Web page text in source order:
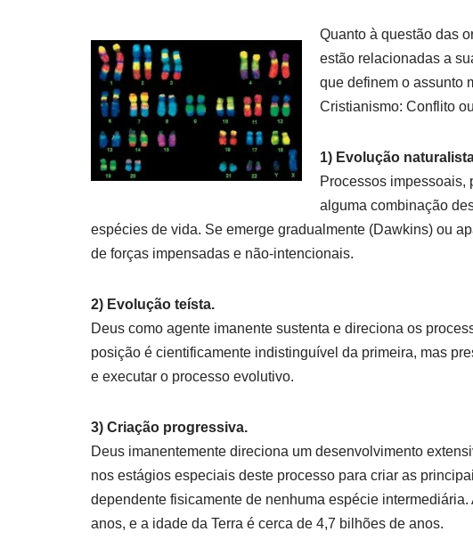
Quanto à questão das
estão relacionadas a
que definem o assunto
Cristianismo: Conflito
1) Evolução
Processos impessoais,
alguma combinação
espécies de vida. Se emerge gradualmente (Dawkins) ou
de forças impensadas e não-intencionais.
2) Evolução teísta.
Deus como agente imanente sustenta e direciona os
posição é cientificamente indistinguível da primeira, mas
e executar o processo evolutivo.
3) Criação progressiva.
Deus imanentemente direciona um desenvolvimento
nos estágios especiais deste processo para criar as
dependente fisicamente de nenhuma espécie
anos, e a idade da Terra é cerca de 4,7 bilhões de anos.